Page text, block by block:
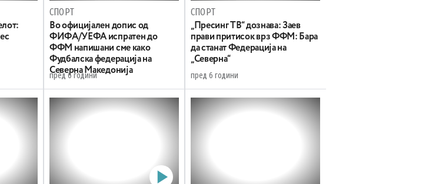
СПОРТ
Во официјален допис од
ФИФА/УЕФА испратен до
ФФМ напишани сме како
Фудбалска федерација на
Северна Македонија
пред 6 години
СПОРТ
„Пресинг ТВ“ дознава: Заев
прави притисок врз ФФМ: Бара
да станат Федерација на
„Северна“
пред 6 години